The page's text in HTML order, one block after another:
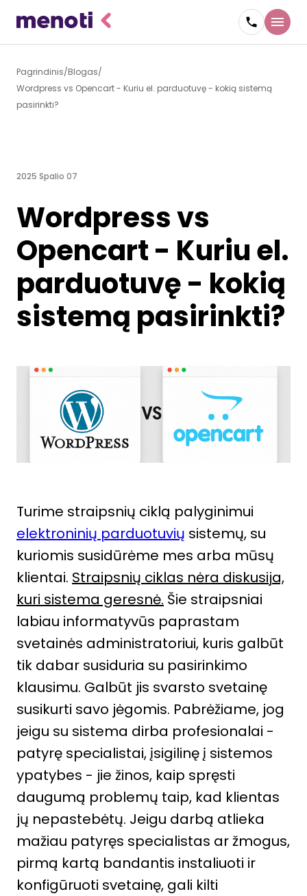
Pagrindinis Blogas
Wordpress vs Opencart - Kuriu el. parduotuvę - kokią sistemą
pasirinkti?
2025 Spalio 07
Wordpress vs
Opencart - Kuriu el.
parduotuvę - kokią
sistemą pasirinkti?
Turime straipsnių ciklą palyginimui
elektroninių parduotuvių sistemų, su
kuriomis susidūrėme mes arba mūsų
klientai. Straipsnių ciklas nėra diskusija,
kuri sistema geresnė. Šie straipsniai
labiau informatyvūs paprastam
svetainės administratoriui, kuris galbūt
tik dabar susiduria su pasirinkimo
klausimu. Galbūt jis svarsto svetainę
susikurti savo jėgomis. Pabrėžiame, jog
jeigu su sistema dirba profesionalai -
patyrę specialistai, įsigilinę į sistemos
ypatybes - jie žinos, kaip spręsti
daugumą problemų taip, kad klientas
jų nepastebėtų. Jeigu darbą atlieka
mažiau patyręs specialistas ar žmogus,
pirmą kartą bandantis instaliuoti ir
konfigūruoti svetainę, gali kilti